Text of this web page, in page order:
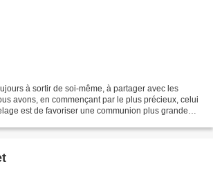
à sortir de soi-même, à partager avec les
avons, en commençant par le plus précieux, celui
est de favoriser une communion plus grande